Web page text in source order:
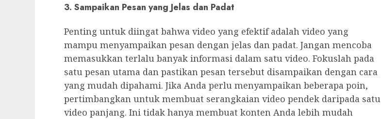
3. Sampaikan Pesan yang Jelas dan Padat
Penting untuk diingat bahwa video yang efektif adalah video yang
mampu menyampaikan pesan dengan jelas dan padat. Jangan mencoba
memasukkan terlalu banyak informasi dalam satu video. Fokuslah pada
satu pesan utama dan pastikan pesan tersebut disampaikan dengan cara
yang mudah dipahami. Jika Anda perlu menyampaikan beberapa poin,
pertimbangkan untuk membuat serangkaian video pendek daripada satu
video panjang. Ini tidak hanya membuat konten Anda lebih mudah